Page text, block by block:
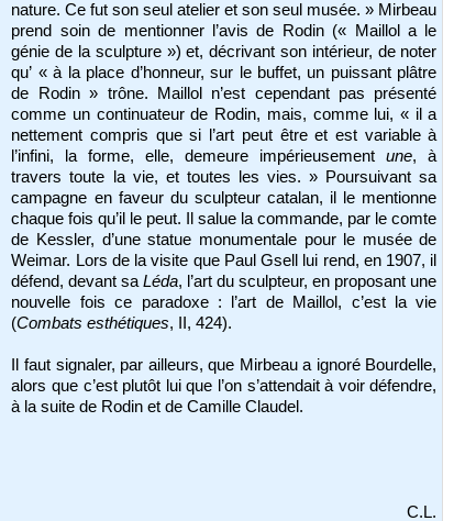
nature. Ce fut son seul atelier et son seul musée. » Mirbeau
prend soin de mentionner l’avis de Rodin (« Maillol a le
génie de la sculpture ») et, décrivant son intérieur, de noter
qu’ « à la place d’honneur, sur le buffet, un puissant plâtre
de Rodin » trône. Maillol n’est cependant pas présenté
comme un continuateur de Rodin, mais, comme lui, « il a
nettement compris que si l’art peut être et est variable à
l’infini, la forme, elle, demeure impérieusementune, à
travers toute la vie, et toutes les vies. » Poursuivant sa
campagne en faveur du sculpteur catalan, il le mentionne
chaque fois qu’il le peut. Il salue la commande, par le comte
de Kessler, d’une statue monumentale pour le musée de
Weimar. Lors de la visite que Paul Gsell lui rend, en 1907, il
défend, devant saLéda, l’art du sculpteur, en proposant une
nouvelle fois ce paradoxe : l’art de Maillol, c’est la vie
(Combats esthétiques, II, 424).
Il faut signaler, par ailleurs, que Mirbeau a ignoré Bourdelle,
alors que c’est plutôt lui que l’on s’attendait à voir défendre,
à la suite de Rodin et de Camille Claudel.
C.L.